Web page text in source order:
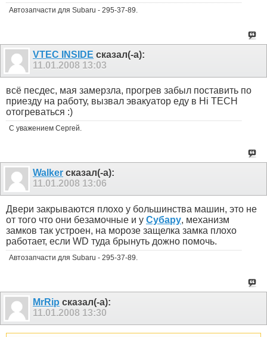
Автозапчасти для Subaru - 295-37-89.
VTEC INSIDE сказал(-а):
11.01.2008 13:03
всё песдес, мая замерзла, прогрев забыл поставить по
приезду на работу, вызвал эвакуатор еду в Hi TECH
отогреваться :)
С уважением Сергей.
Walker сказал(-а):
11.01.2008 13:06
Двери закрываются плохо у большинства машин, это не
от того что они безамочные и у Субару, механизм
замков так устроен, на морозе защелка замка плохо
работает, если WD туда брынуть дожно помочь.
Автозапчасти для Subaru - 295-37-89.
MrRip сказал(-а):
11.01.2008 13:30